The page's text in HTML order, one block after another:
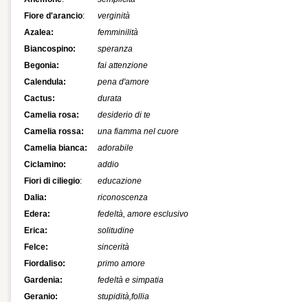
Fiore d'arancio:
verginità
Azalea:
femminilità
Biancospino:
speranza
Begonia:
fai attenzione
Calendula:
pena d'amore
Cactus:
durata
Camelia rosa:
desiderio di te
Camelia rossa:
una fiamma nel cuore
Camelia bianca:
adorabile
Ciclamino:
addio
Fiori di ciliegio:
educazione
Dalia:
riconoscenza
Edera:
fedeltà, amore esclusivo
Erica:
solitudine
Felce:
sincerità
Fiordaliso:
primo amore
Gardenia:
fedeltà e simpatia
Geranio:
stupidità,follia